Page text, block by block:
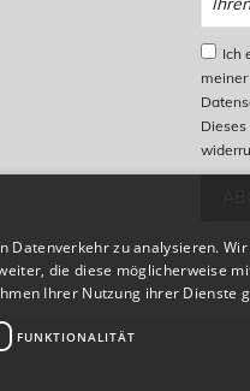
Ich
Datenverkehr zu analysieren.
die diese möglicherweise
Ihrer Nutzung ihrer Dienste
FUNKTIONALITÄT